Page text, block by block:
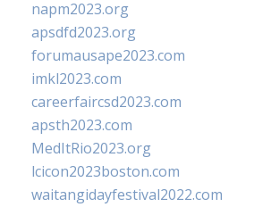
napm2023.org
apsdfd2023.org
forumausape2023.com
imkl2023.com
careerfaircsd2023.com
apsth2023.com
MedItRio2023.org
lcicon2023boston.com
waitangidayfestival2022.com